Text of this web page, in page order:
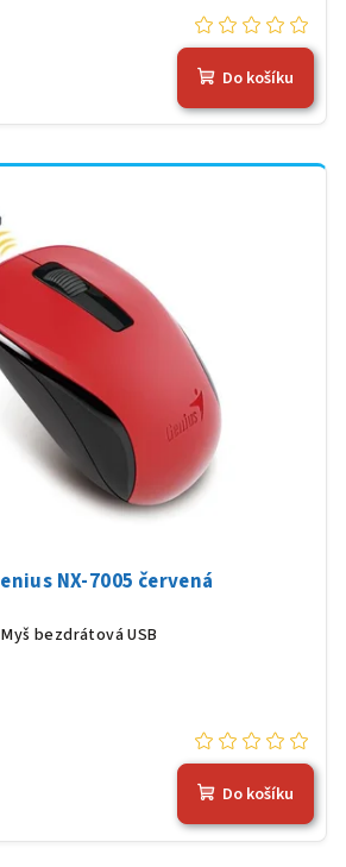
Do košíku
Myš Genius NX-7005 červená
Myš bezdrátová USB
Do košíku